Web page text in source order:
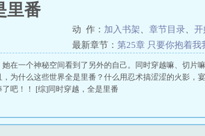
里番
动 作： 加入书架 章节目录
开
最新章节： 第25章 只要你抱着我
她在一个神秘空间看到了另外的自己。同时穿越嘛、切
为什么这些世界全是里番？什么用忍术搞涩涩的火影，
！！ [综]同时穿越，全是里番